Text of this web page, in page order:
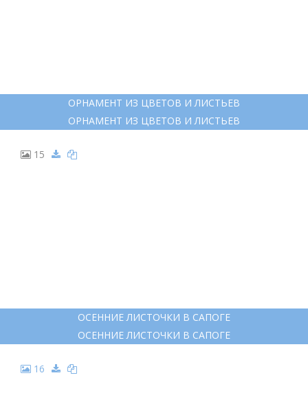
ОРНАМЕНТ ИЗ ЦВЕТОВ И ЛИСТЬЕВ
ОРНАМЕНТ ИЗ ЦВЕТОВ И ЛИСТЬЕВ
15
ОСЕННИЕ ЛИСТОЧКИ В САПОГЕ
ОСЕННИЕ ЛИСТОЧКИ В САПОГЕ
16